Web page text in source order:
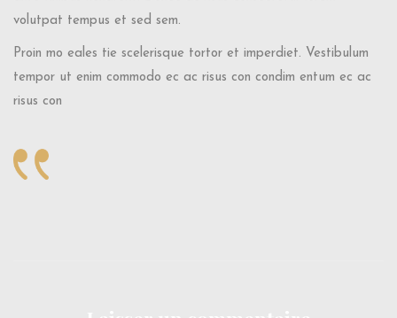
volutpat tempus et sed sem.
Proin mo eales tie scelerisque tortor et imperdiet. Vestibulum
tempor ut enim commodo ec ac risus con condim entum ec ac
risus con